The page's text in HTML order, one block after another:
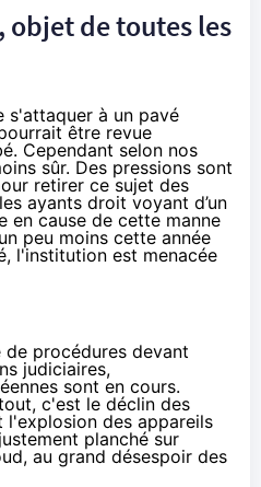
objet de toutes les
s'attaquer à un pavé
être revue
Cependant selon nos
sûr. Des pressions sont
retirer ce sujet des
ayants droit voyant d’un
en cause de cette manne
peu moins cette année
l'institution est menacée
procédures devant
judiciaires,
sont en cours.
c'est le déclin des
des appareils
planché sur
, au grand désespoir des